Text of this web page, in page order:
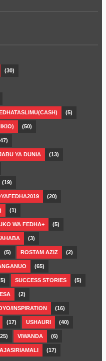
(30)
(5)
(50)
YA DUNIA (13)
(19)
(20)
(1)
WA FEDHA+ (5)
(3)
(5) ROSTAM AZIZ (2)
(65)
SUCCESS STORIES (5)
(2)
INSPIRATION (16)
(17) USHAURI (40)
VIWANDA (6)
(17)